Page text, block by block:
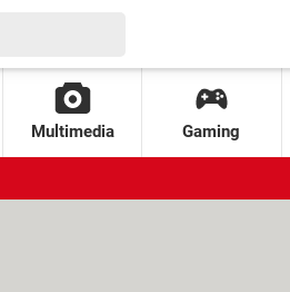
Multimedia Gaming